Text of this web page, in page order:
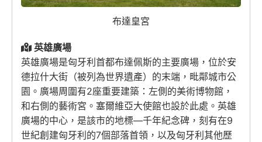
布達皇宮
英雄廣場
英雄廣場是匈牙利首都布達佩斯的主要廣場，位於安
德拉什大街（被列為世界遺產）的末端，毗鄰城市公
園。廣場周圍有2座重要建築：左側的美術博物館，
和右側的藝術宮。塞爾維亞大使館也設於此處。英雄
廣場的中心，是該市的地標—千年紀念碑，刻有在9
世紀創建匈牙利的7個部落首領，以及匈牙利其他歷